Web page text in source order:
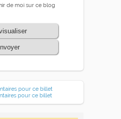
de moi sur ce blog
pour ce billet
pour ce billet